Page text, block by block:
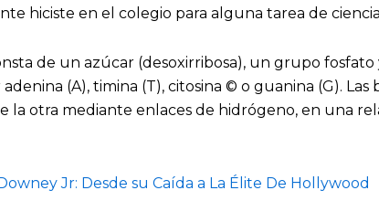
hiciste en el colegio para alguna tarea de
de un azúcar (desoxirribosa), un grupo fosfato
(A), timina (T), citosina © o guanina (G). Las
la otra mediante enlaces de hidrógeno, en una
Jr: Desde su Caída a La Élite De Hollywood